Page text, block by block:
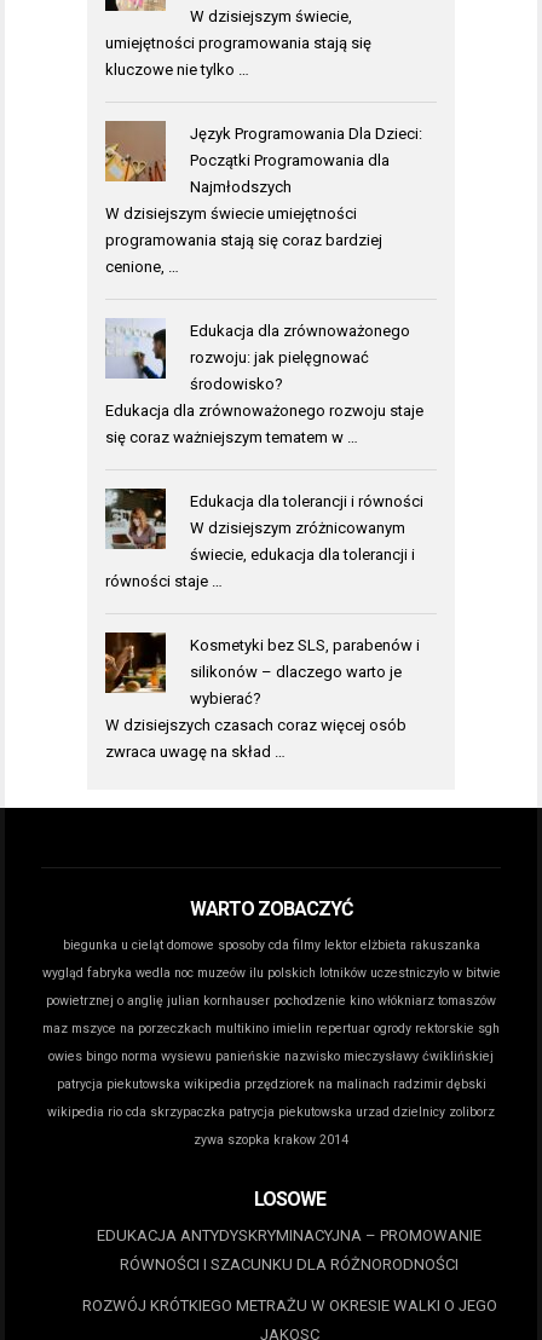
W dzisiejszym świecie,
umiejętności programowania stają się
kluczowe nie tylko …
Język Programowania Dla Dzieci:
Początki Programowania dla
Najmłodszych
W dzisiejszym świecie umiejętności
programowania stają się coraz bardziej
cenione, …
Edukacja dla zrównoważonego
rozwoju: jak pielęgnować
środowisko?
Edukacja dla zrównoważonego rozwoju staje
się coraz ważniejszym tematem w …
Edukacja dla tolerancji i równości
W dzisiejszym zróżnicowanym
świecie, edukacja dla tolerancji i
równości staje …
Kosmetyki bez SLS, parabenów i
silikonów – dlaczego warto je
wybierać?
W dzisiejszych czasach coraz więcej osób
zwraca uwagę na skład …
WARTO ZOBACZYĆ
biegunka u cieląt domowe sposoby cda filmy lektor elżbieta rakuszanka
wygląd fabryka wedla noc muzeów ilu polskich lotników uczestniczyło w bitwie
powietrznej o anglię julian kornhauser pochodzenie kino włókniarz tomaszów
maz mszyce na porzeczkach multikino imielin repertuar ogrody rektorskie sgh
owies bingo norma wysiewu panieńskie nazwisko mieczysławy ćwiklińskiej
patrycja piekutowska wikipedia przędziorek na malinach radzimir dębski
wikipedia rio cda skrzypaczka patrycja piekutowska urzad dzielnicy zoliborz
zywa szopka krakow 2014
LOSOWE
EDUKACJA ANTYDYSKRYMINACYJNA – PROMOWANIE
RÓWNOŚCI I SZACUNKU DLA RÓŻNORODNOŚCI
ROZWÓJ KRÓTKIEGO METRAŻU W OKRESIE WALKI O JEGO
JAKOSC